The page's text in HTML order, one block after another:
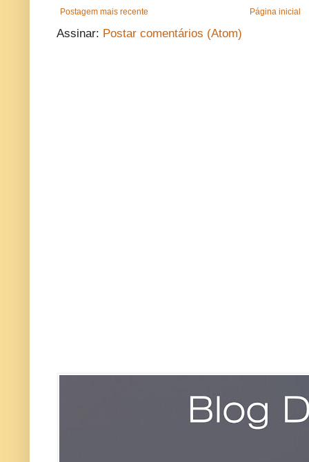
Postagem mais recente Página inicial
Assinar: Postar comentários (Atom)